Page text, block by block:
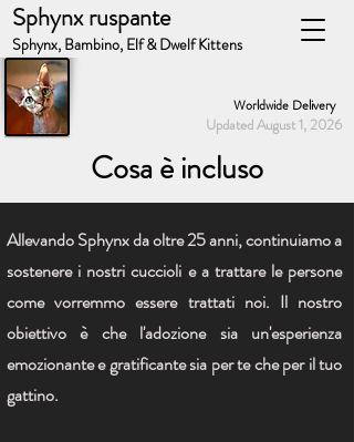
Sphynx ruspante
Worldwide Delivery
Sphynx, Bambino, Elf & Dwelf Kittens
Updated August 1, 2026
Cosa è incluso
Allevando Sphynx da oltre 25 anni, continuiamo a
sostenere i nostri cuccioli e a trattare le persone
come vorremmo essere trattati noi. Il nostro
obiettivo è che l'adozione sia un'esperienza
emozionante e gratificante sia per te che per il tuo
gattino.